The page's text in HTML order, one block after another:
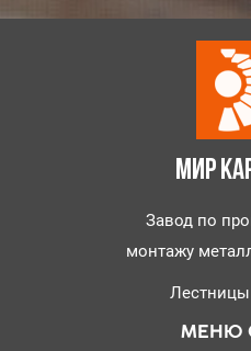
МИР
Завод по
монтажу
Лестницы
МЕНЮ